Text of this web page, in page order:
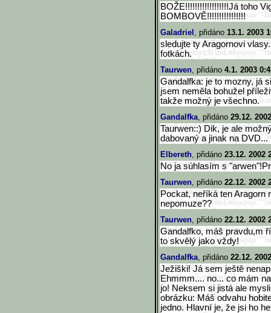
BOŽE!!!!!!!!!!!!!!!!!!Já toho
BOMBOVĚ!!!!!!!!!!!!!!!!
Galadriel , přidáno 13.1. 2003
sledujte ty Aragornovi
fotkách.
Taurwen, přidáno 4.1. 2003
Gandalfka: je to mozny, já
jsem neměla bohužel
takže možný je všechno.
Gandalfka, přidáno 29.12.
Taurwen::) Dik, je ale
dabovaný a jinak na DVD...
Elbereth, přidáno 23.12. 2002
No ja súhlasím s
Taurwen, přidáno 22.12. 2002
Pockat, neříká ten Aragorn
nepomuze??
Taurwen, přidáno 22.12. 2002
Gandalfko, máš pravdu,m
to skvělý jako vždy!
Gandalfka, přidáno 22.12.
Ježiški! Já sem ještě
Ehmmm.... no... co mám
jo! Neksem si jistá ale
obrázku: Máš odvahu
jedno. Hlavní je, že jsi ho